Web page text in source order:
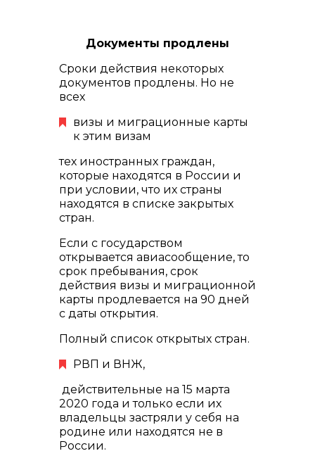
Документы продлены
Сроки действия некоторых
документов продлены. Но не
всех
визы и миграционные карты
к этим визам
тех иностранных граждан,
которые находятся в России и
при условии, что их страны
находятся в списке закрытых
стран.
Если с государством
открывается авиасообщение, то
срок пребывания, срок
действия визы и миграционной
карты продлевается на 90 дней
с даты открытия.
Полный список открытых стран.
РВП и ВНЖ,
действительные на 15 марта
2020 года и только если их
владельцы застряли у себя на
родине или находятся не в
России.